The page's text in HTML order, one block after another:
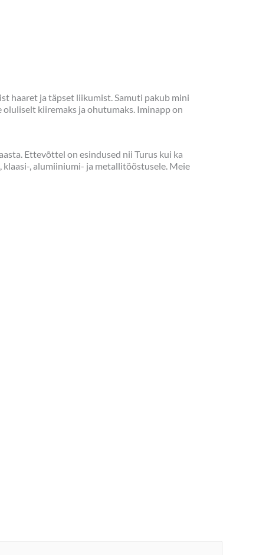
haaret ja täpset liikumist. Samuti pakub mini
kiiremaks ja ohutumaks. Iminapp on
Ettevõttel on esindused nii Turus kui ka
, alumiiniumi- ja metallitööstusele. Meie